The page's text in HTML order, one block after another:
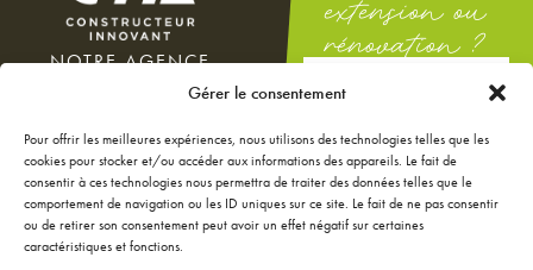
Gérer le consentement
Pour offrir les meilleures expériences, nous utilisons des technologies telles que les
cookies pour stocker et/ou accéder aux informations des appareils. Le fait de
consentir à ces technologies nous permettra de traiter des données telles que le
comportement de navigation ou les ID uniques sur ce site. Le fait de ne pas consentir
ou de retirer son consentement peut avoir un effet négatif sur certaines
caractéristiques et fonctions.
NOS ANNONCES
JE CONFIGURE MA
NOTRE AGENCE
100 rue Docteur Théodor
12000 Rodez
Du lundi au vendredi : 8h-12h
/ 14h-18h
Le samedi : 9h-12h
rénovation ?
DEMANDEZ
UNE ÉTUDE
GRATUITE